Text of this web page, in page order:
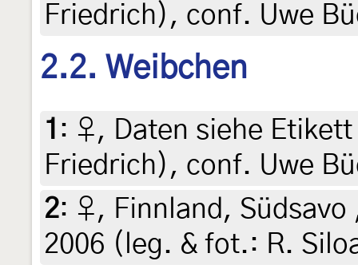
Friedrich), conf. Uwe
2.2. Weibchen
1 : ♀, Daten siehe
Friedrich), conf. Uwe
2: ♀, Finnland, Südsavo
2006 (leg. & fot.: R.